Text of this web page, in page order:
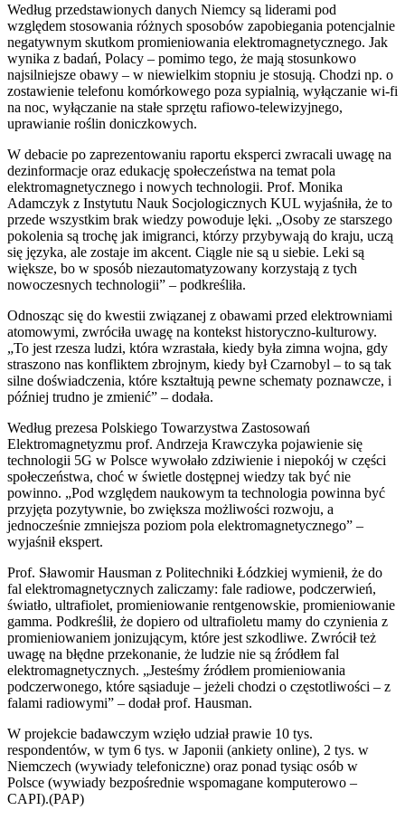
Według przedstawionych danych Niemcy są liderami pod
względem stosowania różnych sposobów zapobiegania potencjalnie
negatywnym skutkom promieniowania elektromagnetycznego. Jak
wynika z badań, Polacy – pomimo tego, że mają stosunkowo
najsilniejsze obawy – w niewielkim stopniu je stosują. Chodzi np. o
zostawienie telefonu komórkowego poza sypialnią, wyłączanie wi-fi
na noc, wyłączanie na stałe sprzętu rafiowo-telewizyjnego,
uprawianie roślin doniczkowych.
W debacie po zaprezentowaniu raportu eksperci zwracali uwagę na
dezinformacje oraz edukację społeczeństwa na temat pola
elektromagnetycznego i nowych technologii. Prof. Monika
Adamczyk z Instytutu Nauk Socjologicznych KUL wyjaśniła, że to
przede wszystkim brak wiedzy powoduje lęki. „Osoby ze starszego
pokolenia są trochę jak imigranci, którzy przybywają do kraju, uczą
się języka, ale zostaje im akcent. Ciągle nie są u siebie. Leki są
większe, bo w sposób niezautomatyzowany korzystają z tych
nowoczesnych technologii” – podkreśliła.
Odnosząc się do kwestii związanej z obawami przed elektrowniami
atomowymi, zwróciła uwagę na kontekst historyczno-kulturowy.
„To jest rzesza ludzi, która wzrastała, kiedy była zimna wojna, gdy
straszono nas konfliktem zbrojnym, kiedy był Czarnobyl – to są tak
silne doświadczenia, które kształtują pewne schematy poznawcze, i
później trudno je zmienić” – dodała.
Według prezesa Polskiego Towarzystwa Zastosowań
Elektromagnetyzmu prof. Andrzeja Krawczyka pojawienie się
technologii 5G w Polsce wywołało zdziwienie i niepokój w części
społeczeństwa, choć w świetle dostępnej wiedzy tak być nie
powinno. „Pod względem naukowym ta technologia powinna być
przyjęta pozytywnie, bo zwiększa możliwości rozwoju, a
jednocześnie zmniejsza poziom pola elektromagnetycznego” –
wyjaśnił ekspert.
Prof. Sławomir Hausman z Politechniki Łódzkiej wymienił, że do
fal elektromagnetycznych zaliczamy: fale radiowe, podczerwień,
światło, ultrafiolet, promieniowanie rentgenowskie, promieniowanie
gamma. Podkreślił, że dopiero od ultrafioletu mamy do czynienia z
promieniowaniem jonizującym, które jest szkodliwe. Zwrócił też
uwagę na błędne przekonanie, że ludzie nie są źródłem fal
elektromagnetycznych. „Jesteśmy źródłem promieniowania
podczerwonego, które sąsiaduje – jeżeli chodzi o częstotliwości – z
falami radiowymi” – dodał prof. Hausman.
W projekcie badawczym wzięło udział prawie 10 tys.
respondentów, w tym 6 tys. w Japonii (ankiety online), 2 tys. w
Niemczech (wywiady telefoniczne) oraz ponad tysiąc osób w
Polsce (wywiady bezpośrednie wspomagane komputerowo –
CAPI).(PAP)